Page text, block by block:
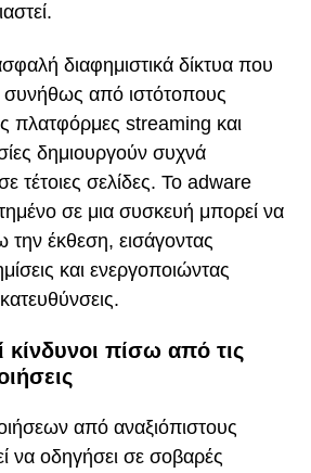
διαφημιστικά δίκτυα που
συνήθως από ιστότοπους
πλατφόρμες streaming και
δημιουργούν συχνά
τέτοιες σελίδες. Το adware
σε μια συσκευή μπορεί να
την έκθεση, εισάγοντας
και ενεργοποιώντας
κίνδυνοι πίσω από τις
από αναξιόπιστους
να οδηγήσει σε σοβαρές